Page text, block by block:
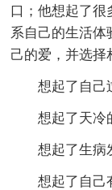
口；他想起了很
系自己的生活体
己的爱，并选择
想起了自己
想起了天冷
想起了生病
想起了自己